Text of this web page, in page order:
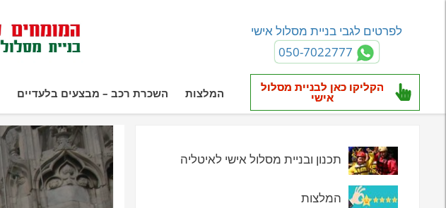
לפרטים לגבי בניית מסלול אישי
המלצות השכרת רכב – מבצעים בלעדיים
הקליקו כאן לבניית מסלול
אישי
תכנון ובניית מסלול אישי לאיטליה
המלצות